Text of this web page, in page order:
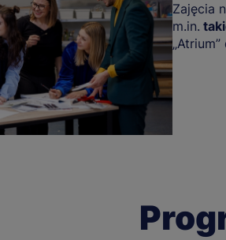
Zajęcia
m.in.